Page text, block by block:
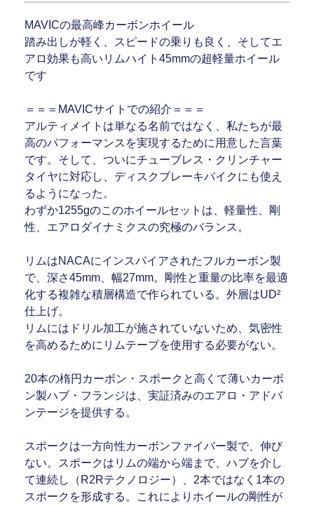
MAVICの最高峰カーボンホイール
踏み出しが軽く、スピードの乗りも良く、そしてエ
アロ効果も高いリムハイト45mmの超軽量ホイール
です
＝＝＝MAVICサイトでの紹介＝＝＝
アルティメイトは単なる名前ではなく、私たちが最
高のパフォーマンスを実現するために用意した言葉
です。そして、ついにチューブレス・クリンチャー
タイヤに対応し、ディスクブレーキバイクにも使え
るようになった。
わずか1255gのこのホイールセットは、軽量性、剛
性、エアロダイナミクスの究極のバランス。
リムはNACAにインスパイアされたフルカーボン製
で、深さ45mm、幅27mm。剛性と重量の比率を最適
化する複雑な積層構造で作られている。外層はUD²
仕上げ。
リムにはドリル加工が施されていないため、気密性
を高めるためにリムテープを使用する必要がない。
20本の楕円カーボン・スポークと高くて薄いカーボ
ン製ハブ・フランジは、実証済みのエアロ・アドバ
ンテージを提供する。
スポークは一方向性カーボンファイバー製で、伸び
ない。スポークはリムの端から端まで、ハブを介し
て連続し（R2Rテクノロジー）、2本ではなく1本の
スポークを形成する。これによりホイールの剛性が